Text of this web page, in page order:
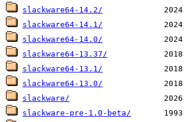
slackware64-14.2/
slackware64-14.1/
slackware64-14.0/
slackware64-13.37/
slackware64-13.1/
slackware64-13.0/
slackware/
slackware-pre-1.0-beta/